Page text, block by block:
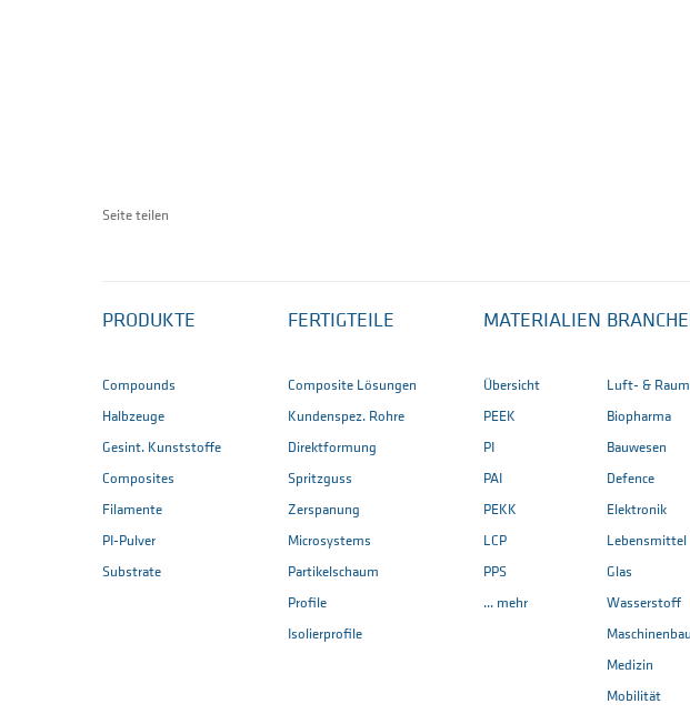
Seite teilen
PRODUKTE
Compounds
Halbzeuge
Gesint. Kunststoffe
Composites
Filamente
PI-Pulver
Substrate
FERTIGTEILE
Composite Lösungen
Kundenspez. Rohre
Direktformung
Spritzguss
Zerspanung
Microsystems
Partikelschaum
Profile
Isolierprofile
MATERIALIEN
Übersicht
PEEK
PI
PAI
PEKK
LCP
PPS
... mehr
Luft- &
Biopharma
Bauwesen
Defence
Elektronik
Lebensmittel
Glas
Wasserstoff
Maschinenbau
Medizin
Mobilität